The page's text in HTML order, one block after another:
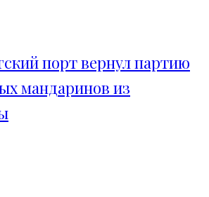
порт вернул партию
мандаринов из